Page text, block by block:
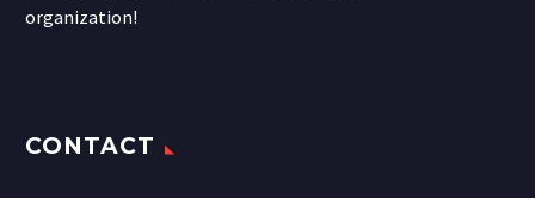
organization!
CONTACT